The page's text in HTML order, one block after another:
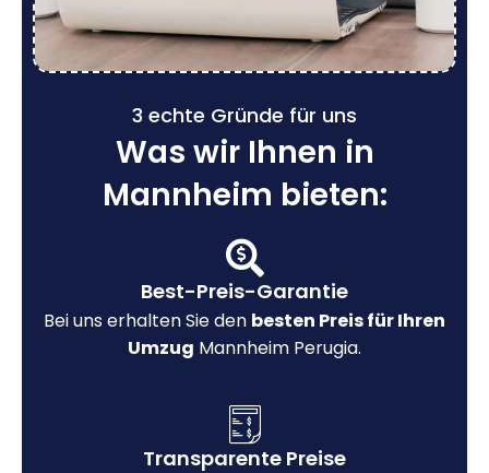
3 echte Gründe für uns
Was wir Ihnen in
Mannheim bieten:
Best-Preis-Garantie
Bei uns erhalten Sie den besten Preis für Ihren
Umzug Mannheim Perugia.
Transparente Preise